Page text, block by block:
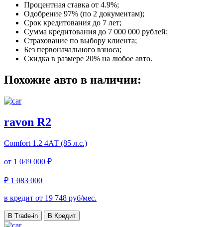
Процентная ставка от 4.9%;
Одобрение 97% (по 2 документам);
Срок кредитования до 7 лет;
Сумма кредитования до 7 000 000 рублей;
Страхование по выбору клиента;
Без первоначального взноса;
Скидка в размере 20% на любое авто.
Похожие авто в наличии:
ravon R2
Comfort 1.2 4АТ (85 л.с.)
от 1 049 000 ₽
₽ 1 083 000
в кредит от 19 748 руб/мес.
В Trade-in В Кредит